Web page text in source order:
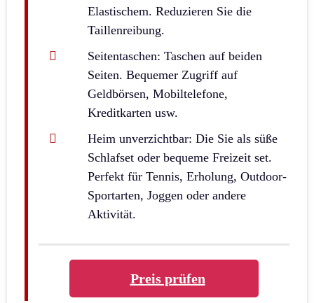
Elastischem. Reduzieren Sie die
Taillenreibung.
Seitentaschen: Taschen auf beiden
Seiten. Bequemer Zugriff auf
Geldbörsen, Mobiltelefone,
Kreditkarten usw.
Heim unverzichtbar: Die Sie als süße
Schlafset oder bequeme Freizeit set.
Perfekt für Tennis, Erholung, Outdoor-
Sportarten, Joggen oder andere
Aktivität.
Preis prüfen